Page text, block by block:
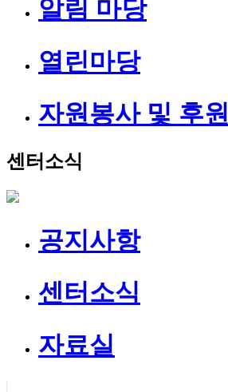
알림 마당
열린마당
자원봉사 및 후원
센터소식
공지사항
센터소식
자료실